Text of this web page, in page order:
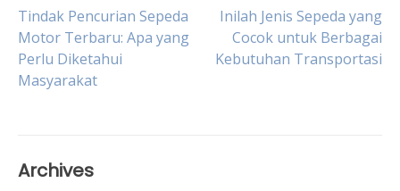
Post
navigation
Tindak Pencurian Sepeda
Motor Terbaru: Apa yang
Perlu Diketahui
Masyarakat
Inilah Jenis Sepeda yang
Cocok untuk Berbagai
Kebutuhan Transportasi
Archives